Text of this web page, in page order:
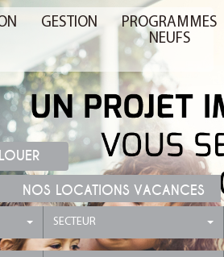
GESTION
PROGRAMMES
NEUFS
LOUER
NOS LOCATIONS VACANCES
SECTEUR